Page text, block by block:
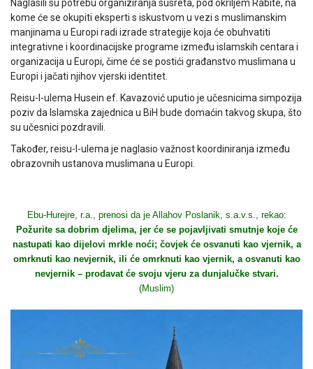
Naglasili su potrebu organiziranja susreta, pod okriljem Rabite, na
kome će se okupiti eksperti s iskustvom u vezi s muslimanskim
manjinama u Europi radi izrade strategije koja će obuhvatiti
integrativne i koordinacijske programe između islamskih centara i
organizacija u Europi, čime će se postići građanstvo muslimana u
Europi i jačati njihov vjerski identitet.
Reisu-l-ulema Husein ef. Kavazović uputio je učesnicima simpozija
poziv da Islamska zajednica u BiH bude domaćin takvog skupa, što
su učesnici pozdravili.
Također, reisu-l-ulema je naglasio važnost koordiniranja između
obrazovnih ustanova muslimana u Europi.
Ebu-Hurejre, r.a., prenosi da je Allahov Poslanik, s.a.v.s., rekao:
Požurite sa dobrim djelima, jer će se pojavljivati smutnje koje će
nastupati kao dijelovi mrkle noći; čovjek će osvanuti kao vjernik, a
omrknuti kao nevjernik, ili će omrknuti kao vjernik, a osvanuti kao
nevjernik – prodavat će svoju vjeru za dunjalučke stvari.
(Muslim)